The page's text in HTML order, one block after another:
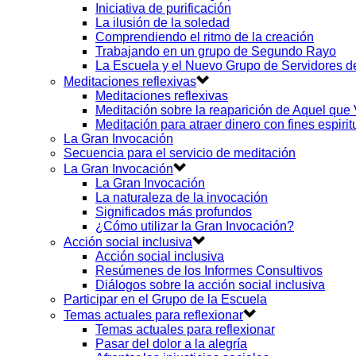
Iniciativa de purificación
La ilusión de la soledad
Comprendiendo el ritmo de la creación
Trabajando en un grupo de Segundo Rayo
La Escuela y el Nuevo Grupo de Servidores
Meditaciones reflexivas
Meditaciones reflexivas
Meditación sobre la reaparición de Aquel que
Meditación para atraer dinero con fines
La Gran Invocación
Secuencia para el servicio de meditación
La Gran Invocación
La Gran Invocación
La naturaleza de la invocación
Significados más profundos
¿Cómo utilizar la Gran Invocación?
Acción social inclusiva
Acción social inclusiva
Resúmenes de los Informes Consultivos
Diálogos sobre la acción social inclusiva
Participar en el Grupo de la Escuela
Temas actuales para reflexionar
Temas actuales para reflexionar
Pasar del dolor a la alegría